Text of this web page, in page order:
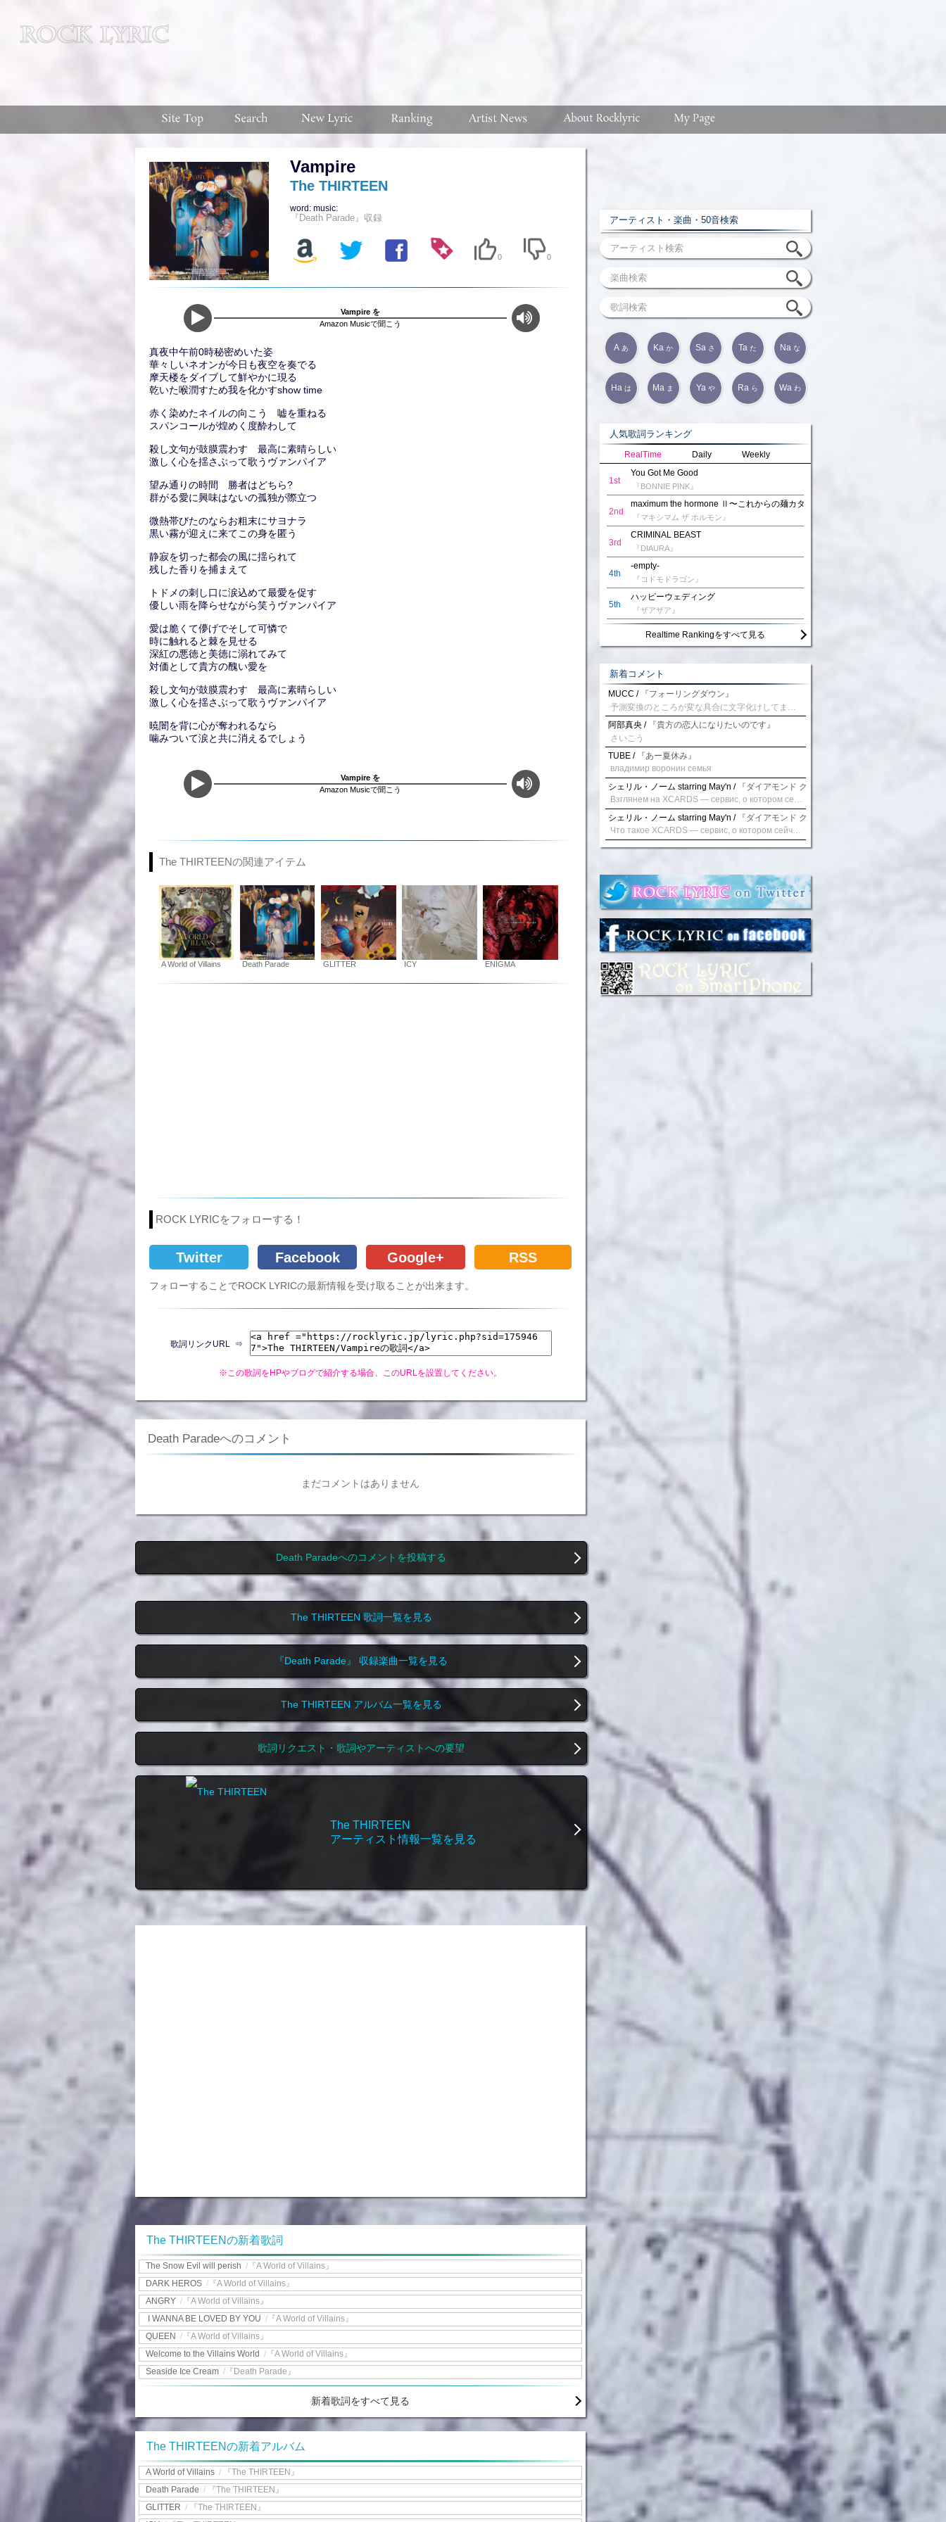
Vampire
The THIRTEEN
word: music:
『Death Parade』収録
0 0
Vampire を
Amazon Musicで聞こう
真夜中午前0時秘密めいた姿
華々しいネオンが今日も夜空を奏でる
摩天楼をダイブして鮮やかに現る
乾いた喉潤すため我を化かすshow time
赤く染めたネイルの向こう 嘘を重ねる
スパンコールが煌めく度酔わして
殺し文句が鼓膜震わす 最高に素晴らしい
激しく心を揺さぶって歌うヴァンパイア
望み通りの時間 勝者はどちら?
群がる愛に興味はないの孤独が際立つ
微熱帯びたのならお粗末にサヨナラ
黒い霧が迎えに来てこの身を匿う
静寂を切った都会の風に揺られて
残した香りを捕まえて
トドメの刺し口に涙込めて最愛を促す
優しい雨を降らせながら笑うヴァンパイア
愛は脆くて儚げでそして可憐で
時に触れると棘を見せる
深紅の悪徳と美徳に溺れてみて
対価として貴方の醜い愛を
殺し文句が鼓膜震わす 最高に素晴らしい
激しく心を揺さぶって歌うヴァンパイア
暁闇を背に心が奪われるなら
噛みついて涙と共に消えるでしょう
Vampire を
Amazon Musicで聞こう
The THIRTEENの関連アイテム
A World of Villains Death Parade GLITTER ICY ENIGMA
ROCK LYRICをフォローする！
Twitter Facebook Google+ RSS
フォローすることでROCK LYRICの最新情報を受け取ることが出来ます。
歌詞リンクURL ⇒
※この歌詞をHPやブログで紹介する場合、このURLを設置してください。
Death Paradeへのコメント
まだコメントはありません
Death Paradeへのコメントを投稿する
The THIRTEEN 歌詞一覧を見る
『Death Parade』 収録楽曲一覧を見る
The THIRTEEN アルバム一覧を見る
歌詞リクエスト・歌詞やアーティストへの要望
The THIRTEEN
アーティスト情報一覧を見る
The THIRTEENの新着歌詞
The Snow Evil will perish / 『A World of Villains』
DARK HEROS / 『A World of Villains』
ANGRY / 『A World of Villains』
I WANNA BE LOVED BY YOU / 『A World of Villains』
QUEEN / 『A World of Villains』
Welcome to the Villains World / 『A World of Villains』
Seaside Ice Cream / 『Death Parade』
新着歌詞をすべて見る
The THIRTEENの新着アルバム
A World of Villains /
『The THIRTEEN』
Death Parade /
『The THIRTEEN』
GLITTER /
『The THIRTEEN』
アーティスト・楽曲・50音検索
A あ Ka か Sa さ Ta た Na な
Ha は Ma ま Ya や Ra ら Wa わ
人気歌詞ランキング
RealTime Daily Weekly
1st
You Got Me Good
『BONNIE PINK』
2nd
maximum the hormone Ⅱ〜これからの麺カタコッテリの話をしよう〜
『マキシマム ザ ホルモン』
3rd
CRIMINAL BEAST
『DIAURA』
4th
-empty-
『コドモドラゴン』
5th
ハッピーウェディング
『ザアザア』
Realtime Rankingをすべて見る
新着コメント
MUCC / 『フォーリングダウン』
阿部真央 / 『貴方の恋人になりたいのです』
さいこう
TUBE / 『あー夏休み』
владимир воронин семья
シェリル・ノーム starring May'n / 『ダイアモンド クレバス/射手座☆午後九時 Don't be
シェリル・ノーム starring May'n / 『ダイアモンド クレバス/射手座☆午後九時 Don't be
Что такое XCARDS — сервис, о котором сейчас говорят. Буквально на днях заметил о интересный бренд XCARDS, он помогает создавать онлайн карты чтобы управлять бюджетами. Ключевые преимущества: Выпуск занимает всего считанные минуты. Платформа даёт возможность оформить множество карт для разных целей. Есть поддержка в любое время суток включая персонального менеджера. Есть контроль без задержек — транзакции, уведомления, аналитика — всё под рукой. Возможные нюансы: Регистрация: европейская юрисдикция — желательно убедиться, что сервис можно использовать без нарушений. Финансовые условия: возможно, есть скрытые комиссии, поэтому лучше внимательно прочитать договор. Отзывы пользователей: по отзывам поддержка работает быстро. Надёжность системы: внедрены базовые меры безопасности, но всё равно советую не хранить большие суммы на карте. Вывод: В целом платформа кажется отличным помощником для маркетологов. Платформа сочетает скорость, удобство и гибкость. Как вы думаете? Пользовались ли вы XCARDS? Поделитесь опытом — будет интересно сравнить. Виртуальные карты для бизнеса